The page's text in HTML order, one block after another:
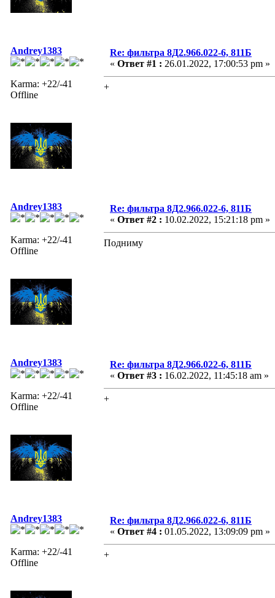
Andrey1383
Karma: +22/-41
Offline
Re: фильтра 8Д2.966.022-6, 811Б
« Ответ #1 : 26.01.2022, 17:00:53 pm »
+
Andrey1383
Karma: +22/-41
Offline
Re: фильтра 8Д2.966.022-6, 811Б
« Ответ #2 : 10.02.2022, 15:21:18 pm »
Подниму
Andrey1383
Karma: +22/-41
Offline
Re: фильтра 8Д2.966.022-6, 811Б
« Ответ #3 : 16.02.2022, 11:45:18 am »
+
Andrey1383
Karma: +22/-41
Offline
Re: фильтра 8Д2.966.022-6, 811Б
« Ответ #4 : 01.05.2022, 13:09:09 pm »
+